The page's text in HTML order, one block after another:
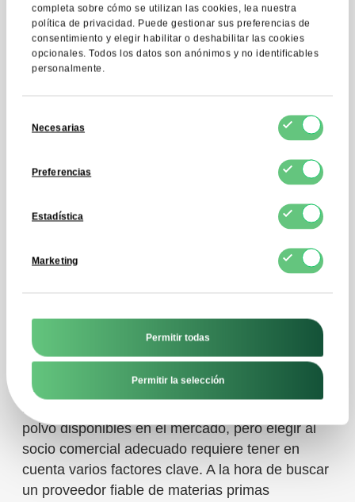
completa sobre cómo se utilizan las cookies, lea nuestra
política de privacidad. Puede gestionar sus preferencias de
consentimiento y elegir habilitar o deshabilitar las cookies
opcionales. Todos los datos son anónimos y no identificables
personalmente.
deNecesarias
Preferencias
Estadística
Marketing
Permitir todas
Permitir la selección
panadería, se utiliza como ingrediente en
mezclas para pan tostado y panecillos, donde
mejora la estructura de la miga y prolonga la
frescura de los productos.
desnatada en polvo de
alta calidad?
Hay muchos proveedores de leche desnatada en
polvo disponibles en el mercado, pero elegir al
socio comercial adecuado requiere tener en
cuenta varios factores clave. A la hora de buscar
un proveedor fiable de materias primas